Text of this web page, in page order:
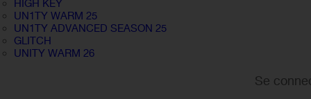
HIGH KEY
UN1TY WARM 25
UN1TY ADVANCED SEASON 25
GLITCH
UNITY WARM 26
Se